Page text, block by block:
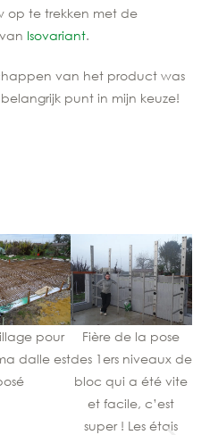
op te trekken met de
van Isovariant.
van het product was
punt in mijn keuze!
pour
dalle est
Fière de la pose
des 1ers niveaux de
bloc qui a été vite
et facile, c’est
super ! Les étais